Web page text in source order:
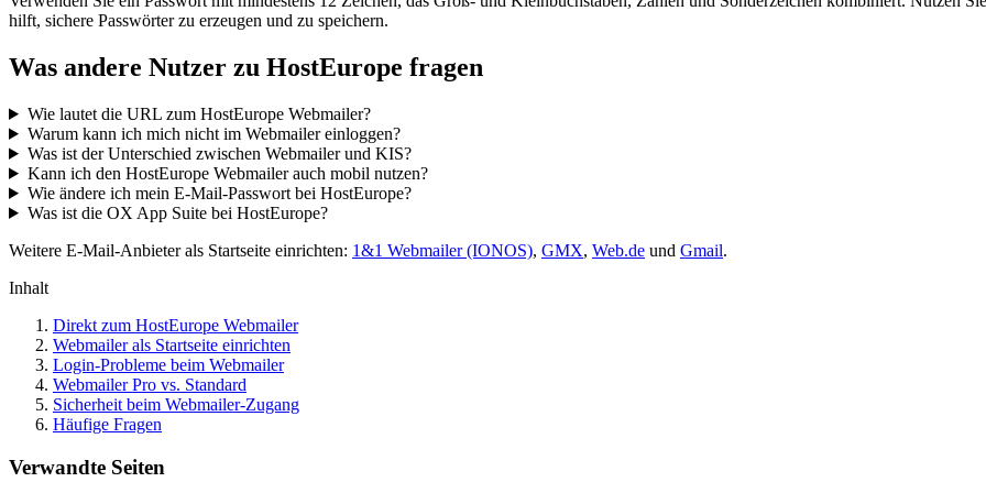
hilft, sichere Passwörter zu erzeugen und zu speichern.
Was andere Nutzer zu HostEurope fragen
Wie lautet die URL zum HostEurope Webmailer?
Warum kann ich mich nicht im Webmailer einloggen?
Was ist der Unterschied zwischen Webmailer und KIS?
Kann ich den HostEurope Webmailer auch mobil nutzen?
Wie ändere ich mein E-Mail-Passwort bei HostEurope?
Was ist die OX App Suite bei HostEurope?
Weitere E-Mail-Anbieter als Startseite einrichten: 1&1 Webmailer (IONOS), GMX, Web.de und Gmail.
Inhalt
Direkt zum HostEurope Webmailer
Webmailer als Startseite einrichten
Login-Probleme beim Webmailer
Webmailer Pro vs. Standard
Sicherheit beim Webmailer-Zugang
Häufige Fragen
Verwandte Seiten